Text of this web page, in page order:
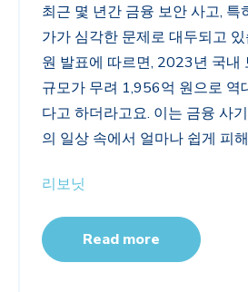
최근 몇 년간 금융 보안 사고, 특
가가 심각한 문제로 대두되고
원 발표에 따르면, 2023년 국내
규모가 무려 1,956억 원으로 역
다고 하더라고요. 이는 금융 사
의 일상 속에서 얼마나 쉽게 피
리보닛
Read more